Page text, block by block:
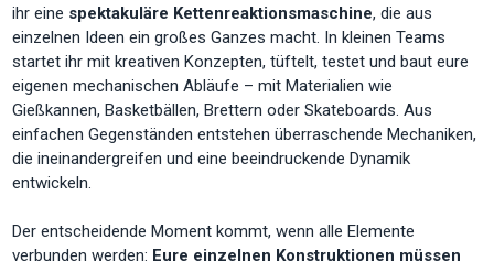
ihr eine spektakuläre Kettenreaktionsmaschine, die aus
einzelnen Ideen ein großes Ganzes macht. In kleinen Teams
startet ihr mit kreativen Konzepten, tüftelt, testet und baut eure
eigenen mechanischen Abläufe – mit Materialien wie
Gießkannen, Basketbällen, Brettern oder Skateboards. Aus
einfachen Gegenständen entstehen überraschende Mechaniken,
die ineinandergreifen und eine beeindruckende Dynamik
entwickeln.
Der entscheidende Moment kommt, wenn alle Elemente
verbunden werden: Eure einzelnen Konstruktionen müssen